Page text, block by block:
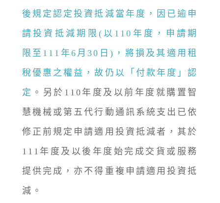
後規定認定投資抵減當年度，因已逾申
請投資抵減期限(以110年度，申請期
限至111年6月30日)，將損及其適用租
稅優惠之權益，故仍以「付款年度」認
定 。另於110年度及以前年度就購置智
慧機械或第五代行動通訊系統支出已依
修正前規定申請適用投資抵減者，其於
111年度及以後年度始完成交貨或服務
提供完成，亦不得重複申請適用投資抵
減。